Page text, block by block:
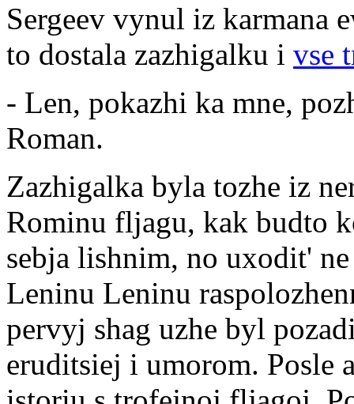
Sergeev vynul iz karmana
to dostala zazhigalku i vse
- Len, pokazhi ka mne,
Roman.
Zazhigalka byla tozhe iz
Rominu fljagu, kak budto
sebja lishnim, no uxodit'
Leninu Leninu
pervyj shag uzhe byl
eruditsiej i umorom. Posle